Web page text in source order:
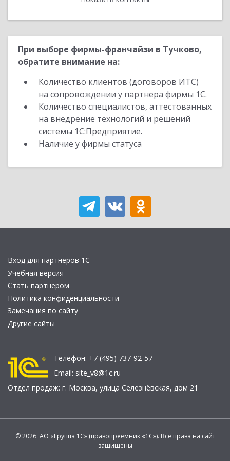
При выборе фирмы-франчайзи в Тучково,
обратите внимание на:
Количество клиентов (договоров ИТС)
на сопровождении у партнера фирмы 1С.
Количество специалистов, аттестованных
на внедрение технологий и решений
системы 1С:Предприятие.
Наличие у фирмы статуса
Вход для партнеров 1С
Учебная версия
Стать партнером
Политика конфиденциальности
Замечания по сайту
Другие сайты
Телефон: +7 (495) 737-92-57
Email: site_v8@1c.ru
Отдел продаж: г. Москва, улица Селезнёвская, дом 21
© 2026 АО «Группа 1С» (правопреемник «1С»). Все права на сайт
защищены